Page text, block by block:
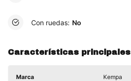
Con ruedas: No
Características principales
Marca Kempa